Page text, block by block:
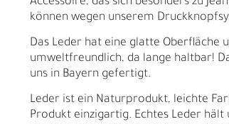
können wegen unserem
Das Leder hat eine glatte
umweltfreundlich, da lange haltbar!
uns in Bayern gefertigt.
Leder ist ein Naturprodukt, leichte
Produkt einzigartig. Echtes Leder